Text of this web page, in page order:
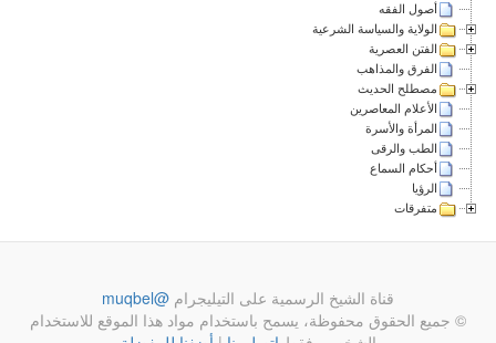
أصول الفقه
الولاية والسياسة الشرعية
الفتن العصرية
الفرق والمذاهب
مصطلح الحديث
الأعلام المعاصرين
المرأة والأسرة
الطب والرقى
أحكام السماع
الرؤيا
متفرقات
قناة الشيخ الرسمية على التيليجرام @muqbel
© جميع الحقوق محفوظة، يسمح باستخدام مواد هذا الموقع للاستخدام